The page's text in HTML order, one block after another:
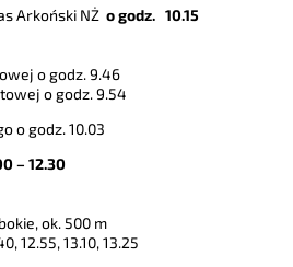
Arkoński NŻ o godz. 10.15
o godz. 9.46
o godz. 9.54
o godz. 10.03
– 12.30
ok. 500 m
12.55, 13.10, 13.25